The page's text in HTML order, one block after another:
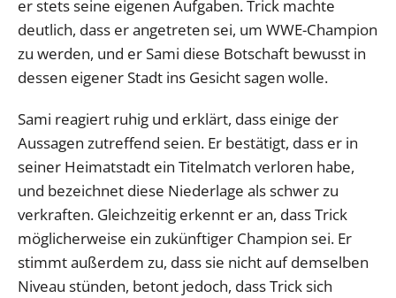
er stets seine eigenen Aufgaben. Trick machte
deutlich, dass er angetreten sei, um WWE-Champion
zu werden, und er Sami diese Botschaft bewusst in
dessen eigener Stadt ins Gesicht sagen wolle.
Sami reagiert ruhig und erklärt, dass einige der
Aussagen zutreffend seien. Er bestätigt, dass er in
seiner Heimatstadt ein Titelmatch verloren habe,
und bezeichnet diese Niederlage als schwer zu
verkraften. Gleichzeitig erkennt er an, dass Trick
möglicherweise ein zukünftiger Champion sei. Er
stimmt außerdem zu, dass sie nicht auf demselben
Niveau stünden, betont jedoch, dass Trick sich